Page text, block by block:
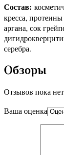
Состав:
кресса,
аргана, сок
серебра.
Обзоры
Отзывов пока
Ваша оценка